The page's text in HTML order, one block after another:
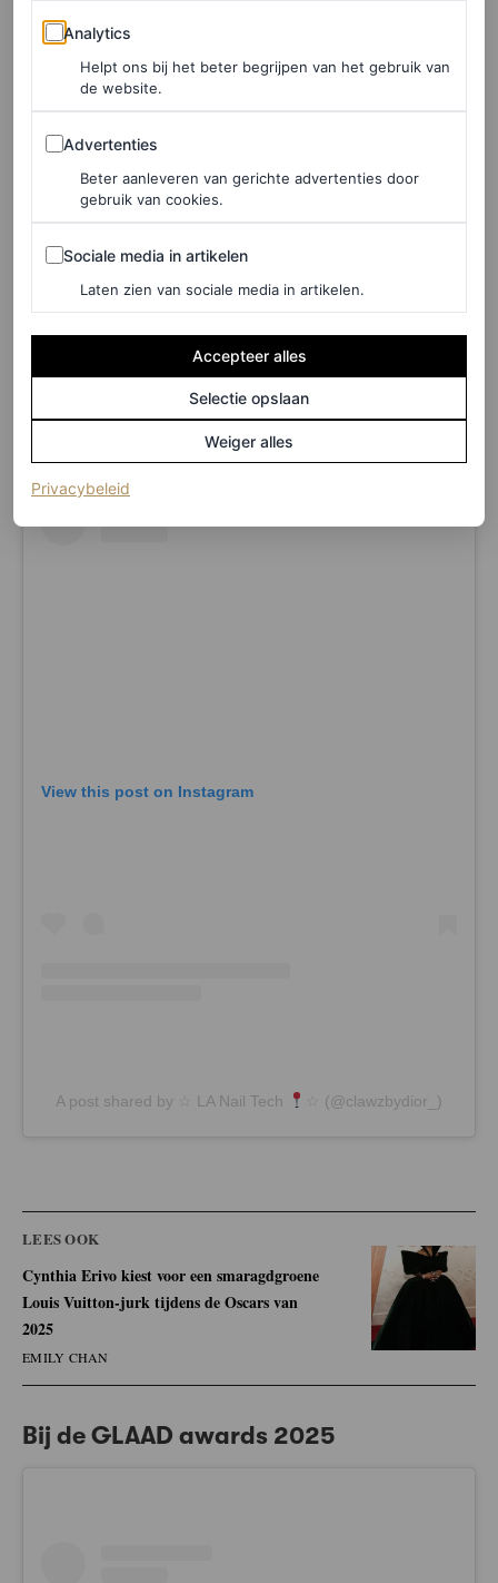
View this post on Instagram
Tijdens de Oscars 2025
View this post on Instagram
A post shared by ☆ LA Nail Tech ☆ (@clawzbydior_)
LEES OOK
Cynthia Erivo kiest voor een smaragdgroene
Louis Vuitton-jurk tijdens de Oscars van
2025
EMILY CHAN
Bij de GLAAD awards 2025
Analytics
Analytics
Helpt ons bij het beter begrijpen van het gebruik van
de website.
Advertenties
Advertenties
Beter aanleveren van gerichte advertenties door
gebruik van cookies.
Sociale media in artikelen
Sociale media in artikelen
Laten zien van sociale media in artikelen.
Accepteer alles
Selectie opslaan
Weiger alles
Privacybeleid